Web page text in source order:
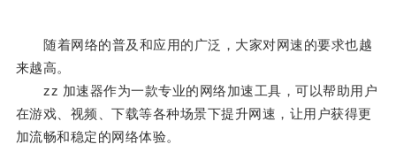
随着网络的普及和应用的广泛，大家对网速的要求也越
来越高。
zz 加速器作为一款专业的网络加速工具，可以帮助用户
在游戏、视频、下载等各种场景下提升网速，让用户获得更
加流畅和稳定的网络体验。